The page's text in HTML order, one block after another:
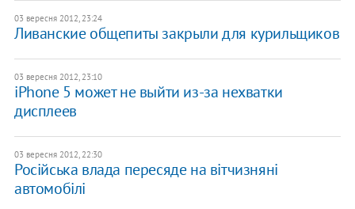
03 вересня 2012, 23:24
Ливанские общепиты закрыли для курильщиков
03 вересня 2012, 23:10
iPhone 5 может не выйти из-за нехватки
дисплеев
03 вересня 2012, 22:30
Російська влада пересяде на вітчизняні
автомобілі